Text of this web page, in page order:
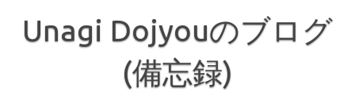
ン
Unagi Dojyouのブログ
(備忘録)